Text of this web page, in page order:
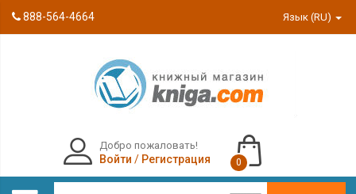
888-564-4664 Язык (RU)
Добро пожаловать!
Войти / Регистрация 0